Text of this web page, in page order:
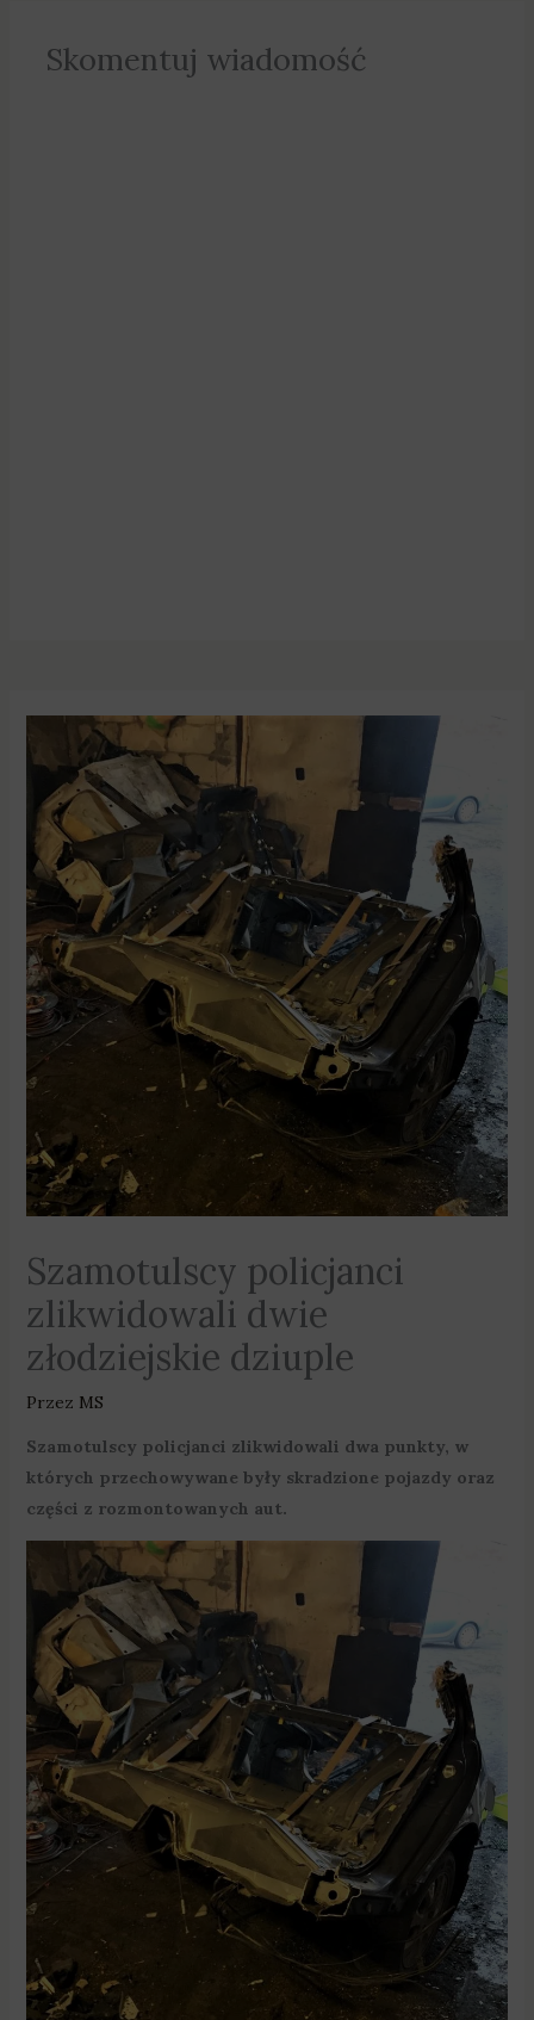
Skomentuj wiadomość
Szamotulscy policjanci
zlikwidowali dwie
złodziejskie dziuple
Przez MS
Szamotulscy policjanci zlikwidowali dwa punkty, w
których przechowywane były skradzione pojazdy oraz
części z rozmontowanych aut.